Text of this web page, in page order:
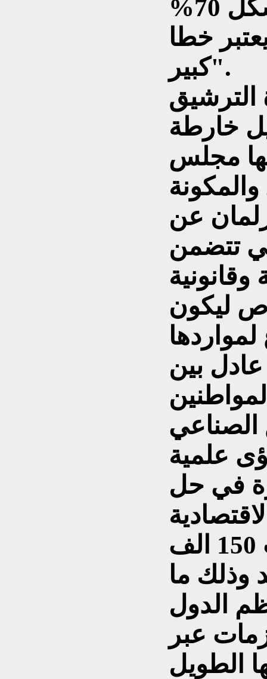
مقارنة بالتشغيلي الذي يشكل 70%
خطا
كبير".
خارطة
مجلس
الوزراء نهاية عام 2010 والمكونة
عن
تتضمن
ليكون
بين
الصناعي
علمية
في حل
واهمها توقف ما يقارب 150 الف
وذلك ما
الدول
عبر